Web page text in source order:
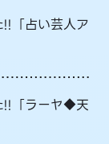
「占い芸人ア
!!「ラーヤ◆天